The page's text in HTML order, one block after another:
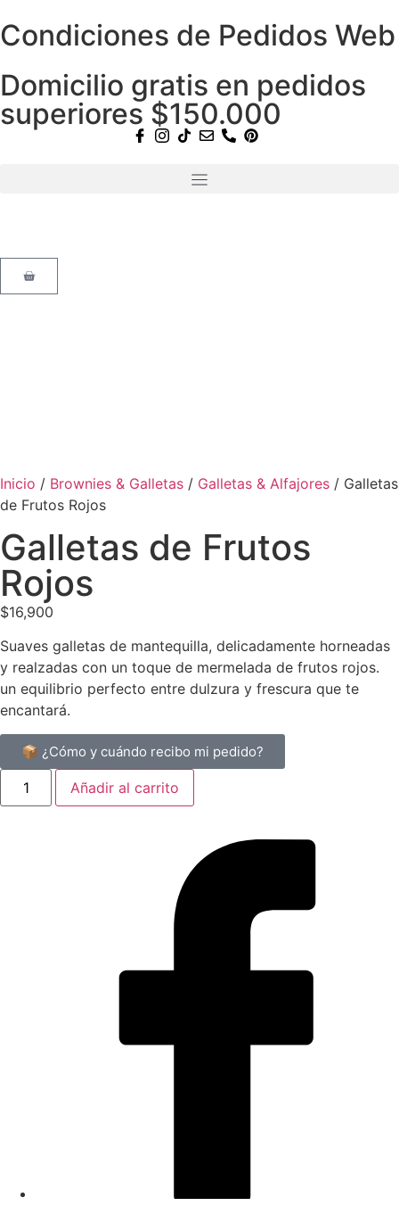
Condiciones de Pedidos Web
Domicilio gratis en pedidos
superiores $150.000
Inicio / Brownies & Galletas / Galletas & Alfajores / Galletas
de Frutos Rojos
Galletas de Frutos
Rojos
$16,900
Suaves galletas de mantequilla, delicadamente horneadas
y realzadas con un toque de mermelada de frutos rojos.
un equilibrio perfecto entre dulzura y frescura que te
encantará.
📦 ¿Cómo y cuándo recibo mi pedido?
Añadir al carrito